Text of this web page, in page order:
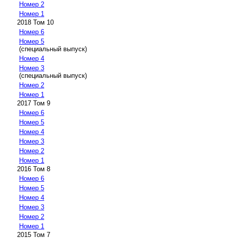
Номер 2
Номер 1
2018 Том 10
Номер 6
Номер 5
(специальный выпуск)
Номер 4
Номер 3
(специальный выпуск)
Номер 2
Номер 1
2017 Том 9
Номер 6
Номер 5
Номер 4
Номер 3
Номер 2
Номер 1
2016 Том 8
Номер 6
Номер 5
Номер 4
Номер 3
Номер 2
Номер 1
2015 Том 7